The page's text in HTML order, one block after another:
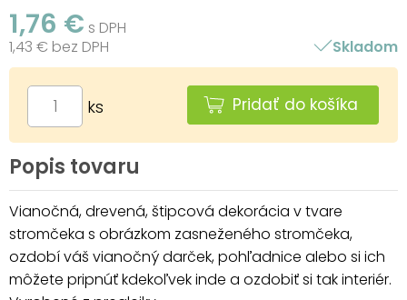
1,76 € s DPH
1,43 € bez DPH
Skladom
ks Pridať do košíka
Popis tovaru
Vianočná, drevená, štipcová dekorácia v tvare
stromčeka s obrázkom zasneženého stromčeka,
ozdobí váš vianočný darček, pohľadnice alebo si ich
môžete pripnúť kdekoľvek inde a ozdobiť si tak interiér.